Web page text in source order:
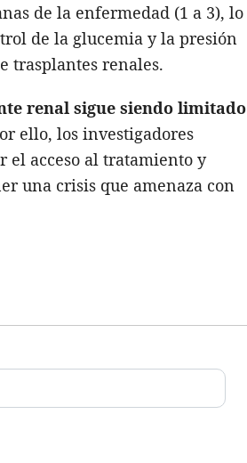
de la enfermedad (1 a 3), lo
de la glucemia y la presión
trasplantes renales.
renal sigue siendo limitado
ello, los investigadores
el acceso al tratamiento y
una crisis que amenaza con